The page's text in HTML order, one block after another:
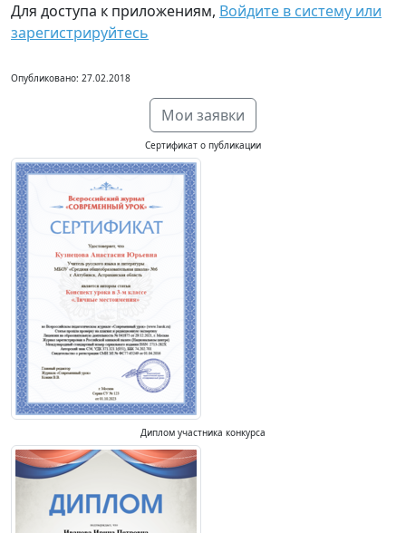
Для доступа к приложениям, Войдите в систему или
зарегистрируйтесь
Опубликовано: 27.02.2018
Мои заявки
Сертификат о публикации
Диплом участника конкурса